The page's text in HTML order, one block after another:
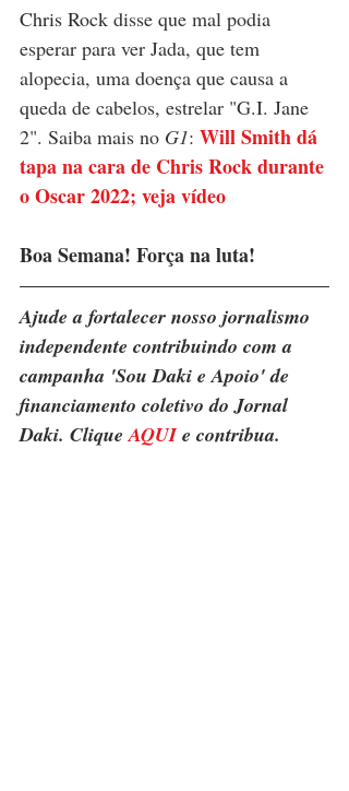
Chris Rock disse que mal podia
esperar para ver Jada, que tem
alopecia, uma doença que causa a
queda de cabelos, estrelar "G.I. Jane
2". Saiba mais no G1: Will Smith dá
tapa na cara de Chris Rock durante
o Oscar 2022; veja vídeo
Boa Semana! Força na luta!
Ajude a fortalecer nosso jornalismo
independente contribuindo com a
campanha 'Sou Daki e Apoio' de
financiamento coletivo do Jornal
Daki. Clique AQUI e contribua.